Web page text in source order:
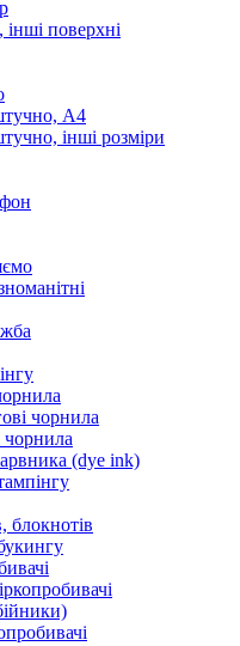
поверхні
А4
інші розміри
чорнила
чорнила
(dye ink)
блокнотів